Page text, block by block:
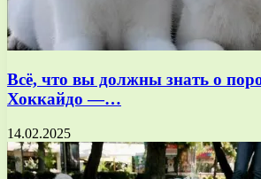
Всё, что вы должны знать о
Хоккайдо —…
14.02.2025